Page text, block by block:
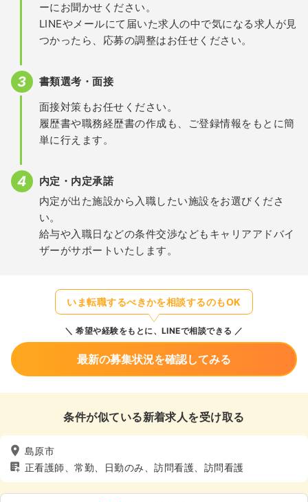
ーにお聞かせください。
LINEやメールにて届いた求人の中で気になる求人が見
つかったら、応募の調整はお任せください。
書類選考・面接
面接対策もお任せください。
履歴書や職務経歴書の作成も、ご登録情報をもとに簡
単に行えます。
内定・内定承諾
内定が出た施設から入職したい施設をお選びくださ
い。
給与や入職日などの条件交渉などもキャリアアドバイ
ザーがサポートいたします。
いま転職するべきかを相談するのもOK
希望や経験をもとに、LINEで相談できる
最新の募集状況を確認してみる
条件が似ている新着求人を受け取る
島原市
正看護師、常勤、日勤のみ、訪問看護、訪問看護